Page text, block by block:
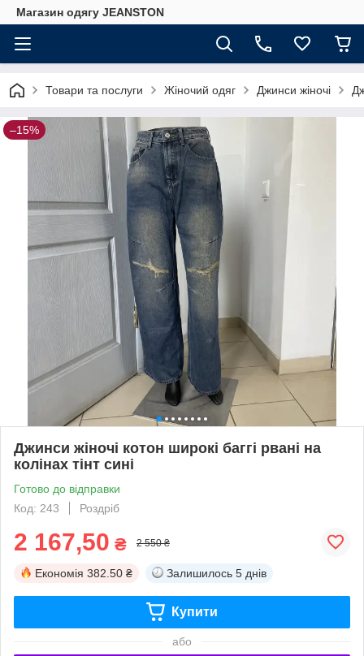
Магазин одягу JEANSTON
Товари та послуги Жіночий одяг Джинси жіночі
–15%
Джинси жіночі котон широкі баггі рвані на
колінах тінт сині
Готово до відправки
Код: 243
Роздріб
2 167,50 ₴ 2 550 ₴
Економія 382.50 ₴ Залишилось 5 днів
Купити
або